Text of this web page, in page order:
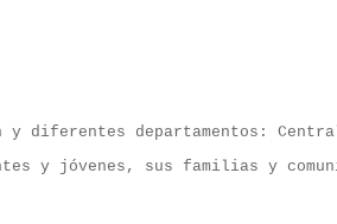
diferentes departamentos:
y jóvenes, sus familias y